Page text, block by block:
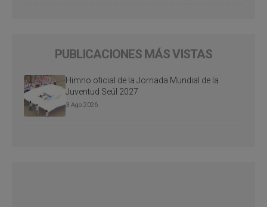
PUBLICACIONES MÁS VISTAS
Himno oficial de la Jornada Mundial de la
Juventud Seúl 2027
3 Ago 2026